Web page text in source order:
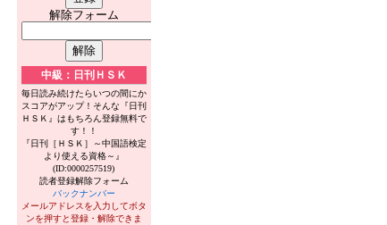
解除フォーム
中級：日刊ＨＳＫ
毎日読み続けたらいつの間にか
スコアがアップ！そんな『日刊
ＨＳＫ』はもちろん登録無料で
す！！
『日刊［ＨＳＫ］～中国語検定
より使える資格～』
(ID:0000257519)
読者登録解除フォーム
バックナンバー
メールアドレスを入力してボタ
ンを押すと登録・解除できま